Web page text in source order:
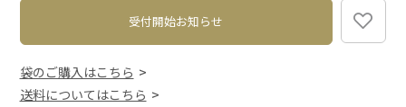
受付開始お知らせ
袋のご購入はこちら
送料についてはこちら